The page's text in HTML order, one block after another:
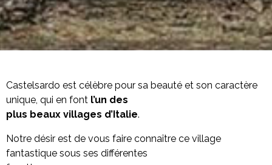
Castelsardo est célèbre pour sa beauté et son caractère
unique, qui en font l’un des
plus beaux villages d’Italie.
Notre désir est de vous faire connaître ce village
fantastique sous ses différentes